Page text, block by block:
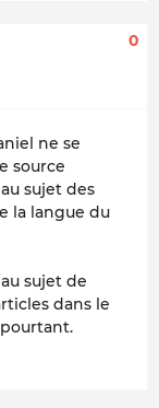
0
ne se
source
sujet des
la langue du
sujet de
dans le